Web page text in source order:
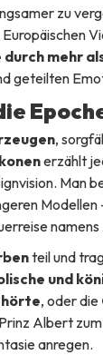
zu
durch mehr
geteilten
,
erzählt
Man
teil und
und
, oder die
Albert
anregen.